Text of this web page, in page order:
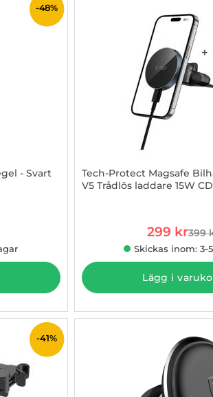
-48%
- Svart
Tech-Protect Magsafe
V5 Trådlös laddare 15W CD
rea pris
299 kr399
Skickas inom: 3-
Lägg i
-41%